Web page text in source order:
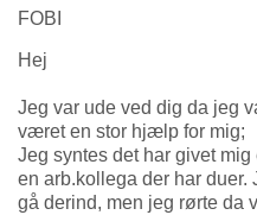
FOBI
Hej
Jeg var ude ved dig da jeg
været en stor hjælp for mig;
Jeg syntes det har givet
en arb.kollega der har duer.
gå derind, men jeg rørte da